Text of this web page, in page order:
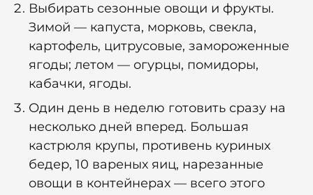
Выбирать сезонные овощи и фрукты.
Зимой — капуста, морковь, свекла,
картофель, цитрусовые, замороженные
ягоды; летом — огурцы, помидоры,
кабачки, ягоды.
Один день в неделю готовить сразу на
несколько дней вперед. Большая
кастрюля крупы, противень куриных
бедер, 10 вареных яиц, нарезанные
овощи в контейнерах — всего этого